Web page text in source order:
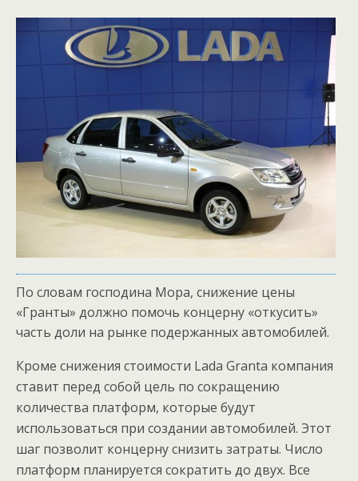
По словам господина Мора, снижение цены
«Гранты» должно помочь концерну «откусить»
часть доли на рынке подержанных автомобилей.
Кроме снижения стоимости Lada Granta компания
ставит перед собой цель по сокращению
количества платформ, которые будут
использоваться при создании автомобилей. Этот
шаг позволит концерну снизить затраты. Число
платформ планируется сократить до двух. Все